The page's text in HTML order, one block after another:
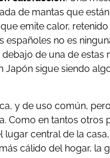
de mantas que
emite calor,
españoles no es
de una de estas
Japón sigue siendo
y de uso común,
Como en tantos otros
lugar central de la
cálido del hogar, la